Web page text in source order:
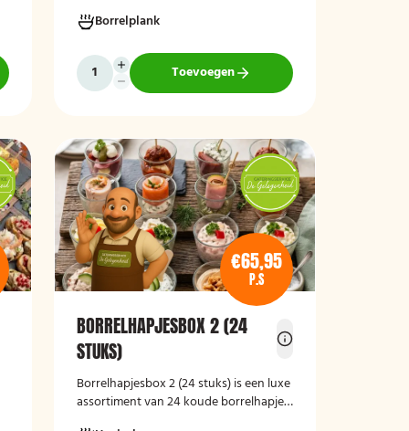
aanvulling op iedere borrel of
Borrelplank
Toevoegen
€65,95
P.S
BORRELHAPJESBOX 2 (24
STUKS)
Borrelhapjesbox 2 (24 stuks) is een luxe
assortiment van 24 koude borrelhapjes,